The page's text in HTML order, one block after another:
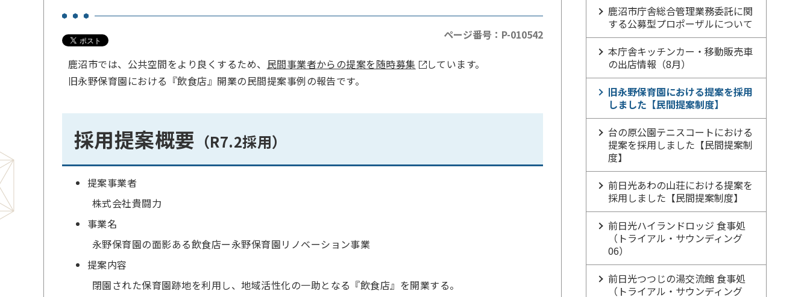
ページ番号：P-010542
鹿沼市では、公共空間をより良くするため、 民間事業者からの提案を随時募集
しています。
旧永野保育園における『飲食店』開業の民間提案事例の報告です。
採用提案概要 （R7.2採用）
提案事業者
株式会社貴闘力
事業名
永野保育園の面影ある飲食店ー永野保育園リノベーション事業
提案内容
閉園された保育園跡地を利用し、地域活性化の一助となる『飲食店』を開業する。
鹿沼市庁舎総合管理業務委託に関
する公募型プロポーザルについて
本庁舎キッチンカー・移動販売車
の出店情報（8月）
旧永野保育園における提案を採用
しました【民間提案制度】
台の原公園テニスコートにおける
提案を採用しました【民間提案制
度】
前日光あわの山荘における提案を
採用しました【民間提案制度】
前日光ハイランドロッジ 食事処
（トライアル・サウンディング
06）
前日光つつじの湯交流館 食事処
（トライアル・サウンディング